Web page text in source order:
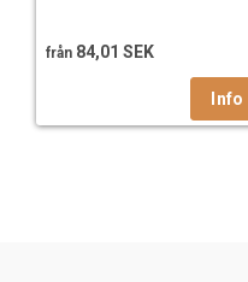
från 84,01 SEK